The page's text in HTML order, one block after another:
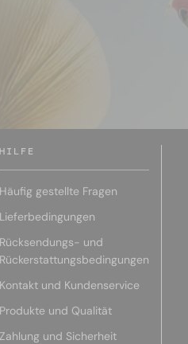
HILFE
Häufig gestellte Fragen
Lieferbedingungen
Rücksendungs- und
Rückerstattungsbedingungen
Kontakt und Kundenservice
Produkte und Qualität
Zahlung und Sicherheit